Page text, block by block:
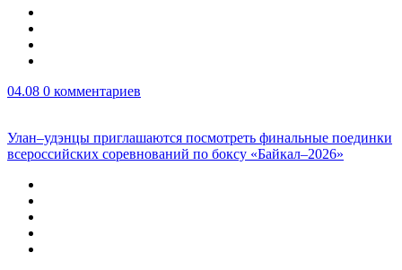
04.08 0 комментариев
Улан–удэнцы приглашаются посмотреть финальные поединки
всероссийских соревнований по боксу «Байкал–2026»